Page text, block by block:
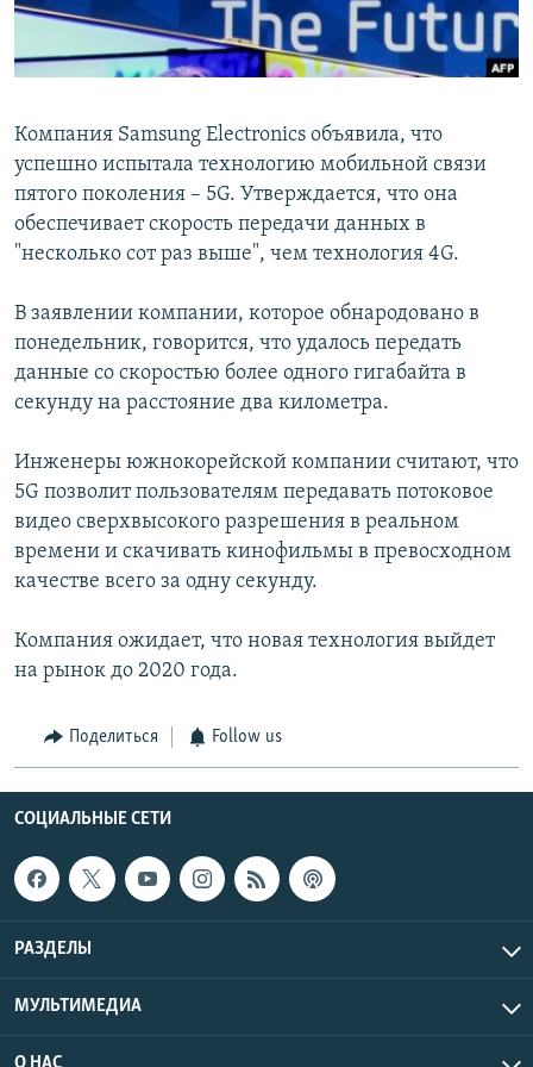
English
Русский
Все сайты Радио Азатутюн
Компания Samsung Electronics объявила, что
успешно испытала технологию мобильной связи
пятого поколения – 5G. Утверждается, что она
обеспечивает скорость передачи данных в
"несколько сот раз выше", чем технология 4G.
В заявлении компании, которое обнародовано в
понедельник, говорится, что удалось передать
данные со скоростью более одного гигабайта в
секунду на расстояние два километра.
Инженеры южнокорейской компании считают, что
5G позволит пользователям передавать потоковое
видео сверхвысокого разрешения в реальном
времени и скачивать кинофильмы в превосходном
качестве всего за одну секунду.
Компания ожидает, что новая технология выйдет
на рынок до 2020 года.
Поделиться Follow us
СОЦИАЛЬНЫЕ СЕТИ
РАЗДЕЛЫ
МУЛЬТИМЕДИА